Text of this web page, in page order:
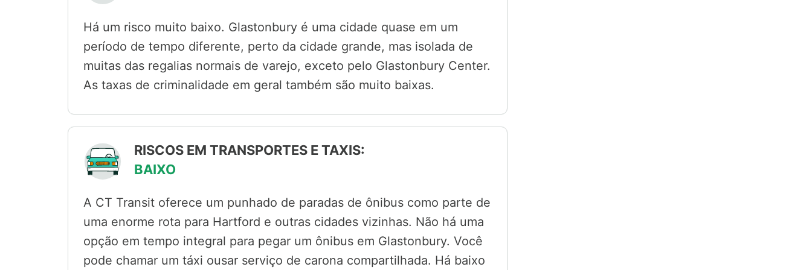
Há um risco muito baixo. Glastonbury é uma cidade quase em um
período de tempo diferente, perto da cidade grande, mas isolada de
muitas das regalias normais de varejo, exceto pelo Glastonbury Center.
As taxas de criminalidade em geral também são muito baixas.
RISCOS EM TRANSPORTES E TAXIS:
BAIXO
A CT Transit oferece um punhado de paradas de ônibus como parte de
uma enorme rota para Hartford e outras cidades vizinhas. Não há uma
opção em tempo integral para pegar um ônibus em Glastonbury. Você
pode chamar um táxi ousar serviço de carona compartilhada. Há baixo